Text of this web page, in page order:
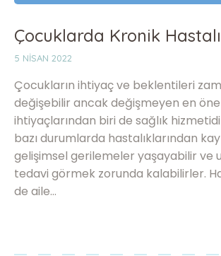
Çocuklarda Kronik
5 NISAN 2022
Çocukların ihtiyaç ve beklentileri
değişebilir ancak değişmeyen en
ihtiyaçlarından biri de sağlık
bazı durumlarda hastalıklarından
gelişimsel gerilemeler yaşayabilir ve
tedavi görmek zorunda kalabilirler.
de aile…